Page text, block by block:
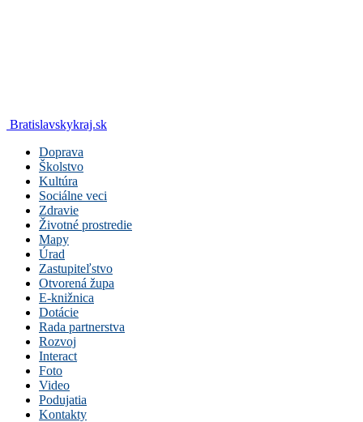
Bratislavskykraj.sk
Doprava
Školstvo
Kultúra
Sociálne veci
Zdravie
Životné prostredie
Mapy
Úrad
Zastupiteľstvo
Otvorená župa
E-knižnica
Dotácie
Rada partnerstva
Rozvoj
Interact
Foto
Video
Podujatia
Kontakty